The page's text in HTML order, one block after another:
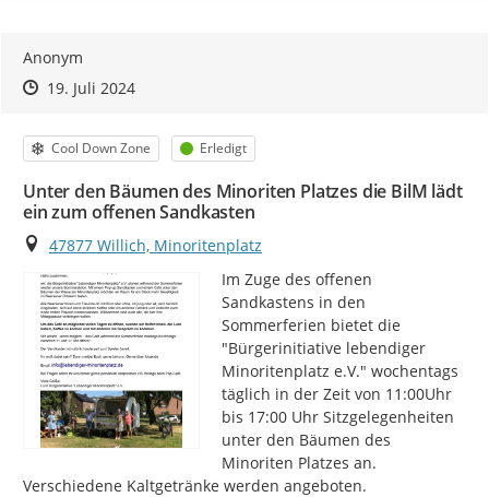
Anonym
Zeitpunkt des Erstellens
Zeitpunkt des Erstellens
19. Juli 2024Zur Äußerung
Kategorie
Cool Down Zone Status
Erledigt
Unter den Bäumen des Minoriten Platzes die BilM lädt
ein zum offenen Sandkasten
Ort
47877 Willich, Minoritenplatz
Im Zuge des offenen
Sandkastens in den
Sommerferien bietet die
"Bürgerinitiative lebendiger
Minoritenplatz e.V." wochentags
täglich in der Zeit von 11:00Uhr
bis 17:00 Uhr Sitzgelegenheiten
unter den Bäumen des
Minoriten Platzes an.
Verschiedene Kaltgetränke werden angeboten.